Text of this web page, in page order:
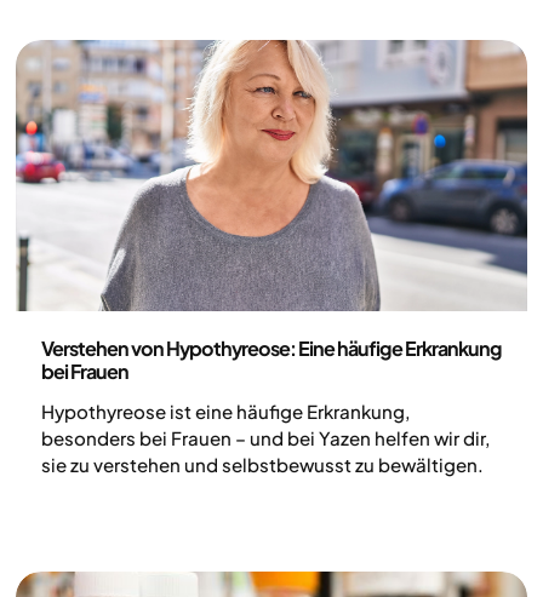
eingenommen werden. In klinischen Studien hat die
Behandlung sowohl bei der Gewichtsabnahme als
auch bei der Blutzuckerkontrolle überzeugende
Ergebnisse gezeigt.
Verstehen von Hypothyreose: Eine häufige Erkrankung
bei Frauen
Hypothyreose ist eine häufige Erkrankung,
besonders bei Frauen – und bei Yazen helfen wir dir,
sie zu verstehen und selbstbewusst zu bewältigen.